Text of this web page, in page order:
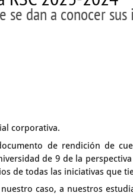
dan a conocer
corporativa.
de rendición de
de 9 de la
de todas las iniciativas que
nuestro caso,a nuestros